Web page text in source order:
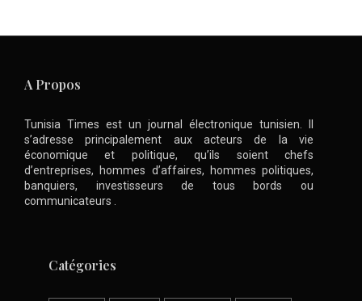
A Propos
Tunisia Times est un journal électronique tunisien. Il
s’adresse principalement aux acteurs de la vie
économique et politique, qu’ils soient chefs
d’entreprises, hommes d’affaires, hommes politiques,
banquiers, investisseurs de tous bords ou
communicateurs .
Catégories